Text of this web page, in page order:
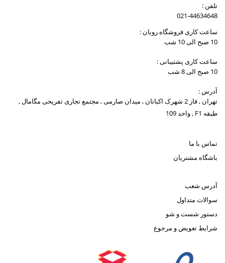
تلفن :
021-44634648
ساعت کاری فروشگاه روبان :
10 صبح الی 10 شب
ساعت کاری پشتیبانی :
10 صبح الی 8 شب
آدرس :
تهران , فاز 2 شهرک اکباتان , میدان صارمی , مجتمع تجاری تفریحی مگامال ,
طبقه F1 , واحد 109
تماس با ما
باشگاه مشتریان
آدرس شعب
سوالات متداول
دستور شست و شو
شرایط تعویض و مرجوع